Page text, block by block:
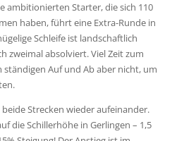
ambitionierten Starter, die sich 110
haben, führt eine Extra-Runde in
Schleife ist landschaftlich
zweimal absolviert. Viel Zeit zum
Auf und Ab aber nicht, um
Strecken wieder aufeinander.
die Schillerhöhe in Gerlingen – 1,5